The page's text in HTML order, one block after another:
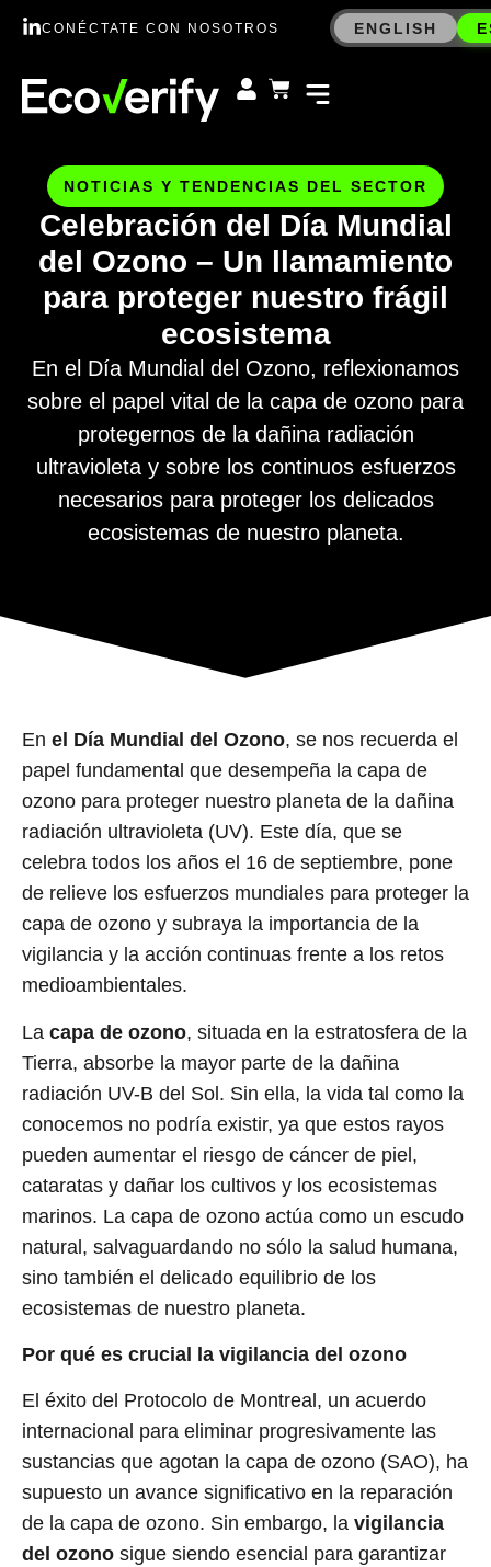
CONÉCTATE CON NOSOTROS ENGLISH
NOTICIAS Y TENDENCIAS DEL SECTOR
Celebración del Día Mundial
del Ozono – Un llamamiento
para proteger nuestro frágil
ecosistema
En el Día Mundial del Ozono, reflexionamos
sobre el papel vital de la capa de ozono para
protegernos de la dañina radiación
ultravioleta y sobre los continuos esfuerzos
necesarios para proteger los delicados
ecosistemas de nuestro planeta.
En el Día Mundial del Ozono, se nos recuerda el
papel fundamental que desempeña la capa de
ozono para proteger nuestro planeta de la dañina
radiación ultravioleta (UV). Este día, que se
celebra todos los años el 16 de septiembre, pone
de relieve los esfuerzos mundiales para proteger la
capa de ozono y subraya la importancia de la
vigilancia y la acción continuas frente a los retos
medioambientales.
La capa de ozono, situada en la estratosfera de la
Tierra, absorbe la mayor parte de la dañina
radiación UV-B del Sol. Sin ella, la vida tal como la
conocemos no podría existir, ya que estos rayos
pueden aumentar el riesgo de cáncer de piel,
cataratas y dañar los cultivos y los ecosistemas
marinos. La capa de ozono actúa como un escudo
natural, salvaguardando no sólo la salud humana,
sino también el delicado equilibrio de los
ecosistemas de nuestro planeta.
Por qué es crucial la vigilancia del ozono
El éxito del Protocolo de Montreal, un acuerdo
internacional para eliminar progresivamente las
sustancias que agotan la capa de ozono (SAO), ha
supuesto un avance significativo en la reparación
de la capa de ozono. Sin embargo, la vigilancia
del ozono sigue siendo esencial para garantizar